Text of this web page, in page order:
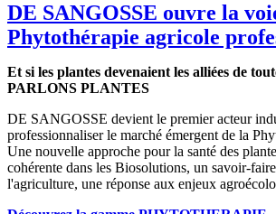
DE SANGOSSE ouvre la
Phytothérapie agricole
Et si les plantes devenaient les alliées de
PARLONS PLANTES
DE SANGOSSE devient le premier acteur
professionnaliser le marché émergent de la
Une nouvelle approche pour la santé des
cohérente dans les Biosolutions, un savoir-
l'agriculture, une réponse aux enjeux